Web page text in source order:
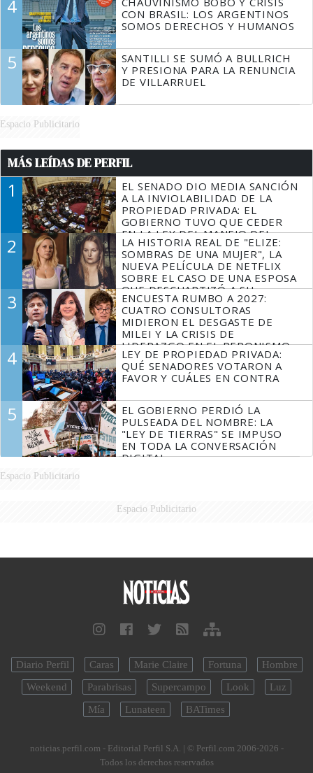
4
CON BRASIL: LOS ARGENTINOS
SOMOS DERECHOS Y HUMANOS
5
SANTILLI SE SUMÓ A BULLRICH
Y PRESIONA PARA LA RENUNCIA
DE VILLARRUEL
Espacio Publicitario
MÁS LEÍDAS DE PERFIL
1
EL SENADO DIO MEDIA SANCIÓN
A LA INVIOLABILIDAD DE LA
PROPIEDAD PRIVADA: EL
GOBIERNO TUVO QUE CEDER
EN LA LEY DEL MANEJO DEL
FUEGO
2
LA HISTORIA REAL DE "ELIZE:
SOMBRAS DE UNA MUJER", LA
NUEVA PELÍCULA DE NETFLIX
SOBRE EL CASO DE UNA ESPOSA
QUE DESCUARTIZÓ A SU
MARIDO
3
ENCUESTA RUMBO A 2027:
CUATRO CONSULTORAS
MIDIERON EL DESGASTE DE
MILEI Y LA CRISIS DE
LIDERAZGO EN EL PERONISMO
4
LEY DE PROPIEDAD PRIVADA:
QUÉ SENADORES VOTARON A
FAVOR Y CUÁLES EN CONTRA
5
EL GOBIERNO PERDIÓ LA
PULSEADA DEL NOMBRE: LA
"LEY DE TIERRAS" SE IMPUSO
EN TODA LA CONVERSACIÓN
DIGITAL
Espacio Publicitario
Espacio Publicitario
Diario Perfil Caras Marie Claire Fortuna
Hombre
Weekend
Parabrisas Supercampo Look
Luz
Mía
Lunateen BATimes
noticias.perfil.com - Editorial Perfil S.A. | © Perfil.com 2006-2026 -
Todos los derechos reservados